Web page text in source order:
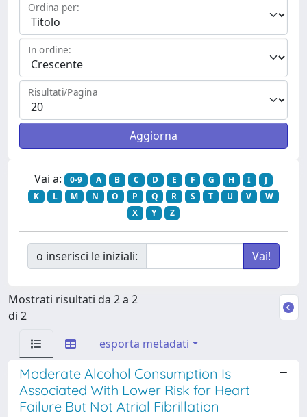
Ordina per:
In ordine:
Risultati/Pagina
Vai a: 0-9 A B C D E F G H I
J
K
L M N O P Q R S T U V
W
X
Y Z
o inserisci le iniziali:
Mostrati risultati da 2 a 2
di 2
esporta metadati
Moderate Alcohol Consumption Is
Associated With Lower Risk for Heart
Failure But Not Atrial Fibrillation